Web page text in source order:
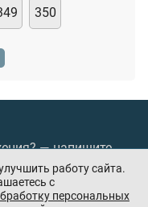
350
—напишите
работу сайта.
с
персональных